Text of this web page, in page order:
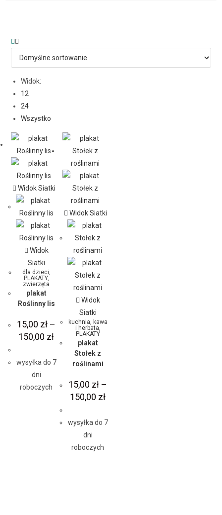
Widok:
12
24
Wszystko
Widok Siatki
Widok
Siatki
dla dzieci,
PLAKATY,
zwierzęta
plakat
Roślinny lis
15,00 zł –
150,00 zł
wysyłka do 7
dni
roboczych
Widok Siatki
Widok
Siatki
kuchnia, kawa
i herbata,
PLAKATY
plakat
Stołek z
roślinami
15,00 zł –
150,00 zł
wysyłka do 7
dni
roboczych